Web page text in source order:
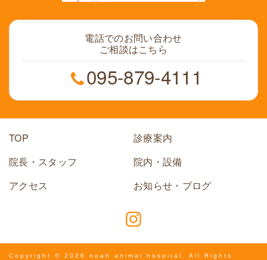
電話でのお問い合わせ
ご相談はこちら
095-879-4111
TOP
診療案内
院長・スタッフ
院内・設備
アクセス
お知らせ・ブログ
Copyright © 2026 noah animal hospital. All Rights